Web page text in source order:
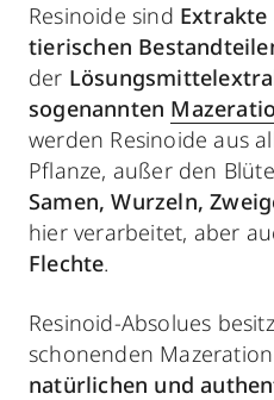
Resinoide sind Extrakte
tierischen
der
sogenannten
werden Resinoide aus
Pflanze, außer den
Samen, Wurzeln,
hier verarbeitet, aber
Flechte.
Resinoid-Absolues
schonenden
natürlichen und